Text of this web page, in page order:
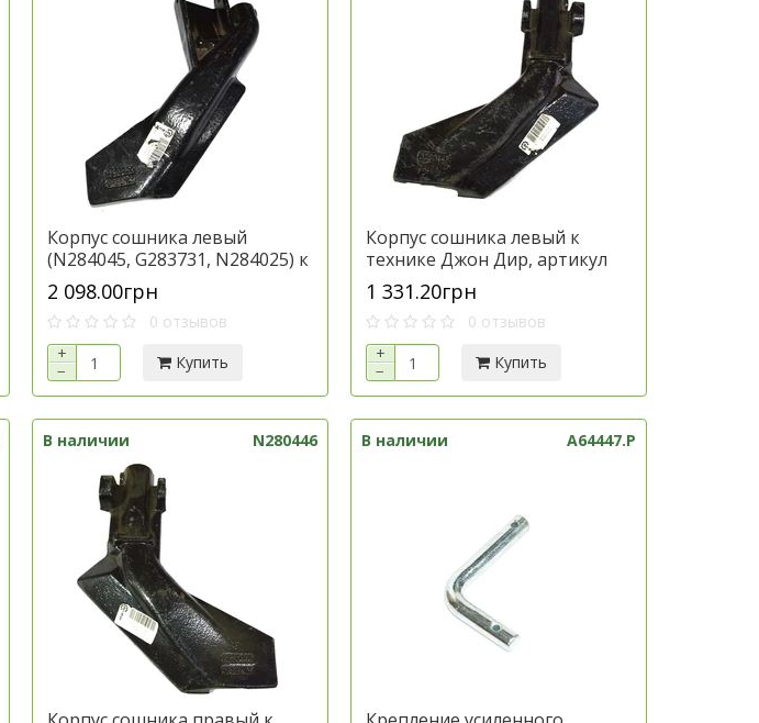
Корпус сошника левый
(N284045, G283731, N284025) к
технике Джон Дир, артикул
N283731
2 098.00грн
0 отзывов
+
−
Купить
Корпус сошника левый к
технике Джон Дир, артикул
N280447
1 331.20грн
0 отзывов
+
−
Купить
В наличии N280446 В наличии A64447.P